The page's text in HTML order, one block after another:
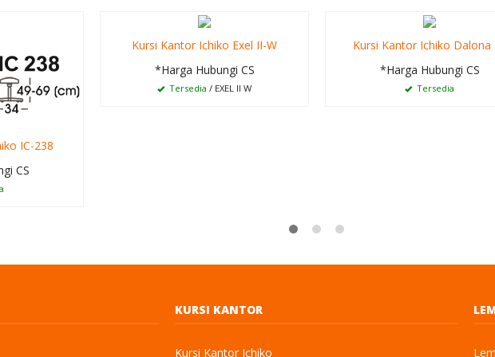
IC-238
CS
Kursi Kantor Ichiko Exel II-W
*Harga Hubungi CS
Tersedia / EXEL II W
Kursi Kantor Ichiko Dalona
*Harga Hubungi CS
Tersedia
KURSI KANTOR
Kursi Kantor Ichiko